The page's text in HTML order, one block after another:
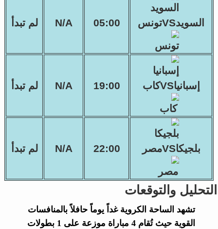
السويدVSتونس 05:00
N/A لم تبدأ
إسبانياVSكاب 19:00
N/A لم تبدأ
بلجيكاVSمصر 22:00
N/A لم تبدأ
التحليل والتوقعات
تشهد الساحة الكروية غداً يوماً حافلاً بالمنافسات
القوية حيث تُقام 4 مباراة موزعة على 1 بطولات